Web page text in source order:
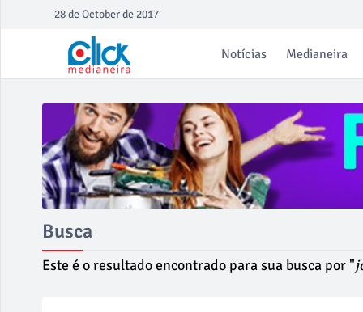
28 de October de 2017
Notícias Medianeira
Busca
Este é o resultado encontrado para sua busca por "